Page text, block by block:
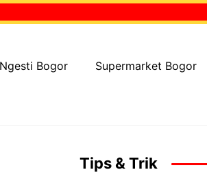
Ngesti Bogor Supermarket Bogor
Tips & Trik